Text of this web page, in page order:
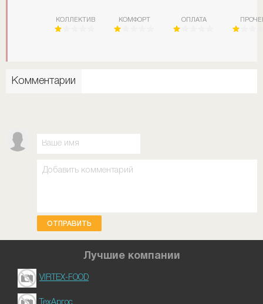
КОЛЛЕКТИВ КОМФОРТ ОПЛАТА
Комментарии
ОТПРАВИТЬ
Лучшие компании
VIRTEX-FOOD
ТехАргос